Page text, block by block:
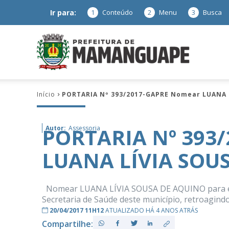
Ir para: 1 Conteúdo 2 Menu 3 Busca
Mamanguape
–
Início PORTARIA Nº 393/2017-GAPRE Nomear LUANA
Autor: Assessoria
PORTARIA Nº
LUANA LÍVIA
Nomear LUANA LÍVIA SOUSA DE AQUINO
Secretaria de Saúde deste município,
20/04/2017 11H12ATUALIZADO HÁ 4 ANOS ATRÁS
Compartilhe: